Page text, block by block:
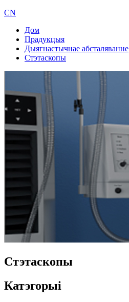
CN
Дом
Прадукцыя
Дыягнастычнае абсталяванне
Стэтаскопы
Стэтаскопы
Катэгорыі